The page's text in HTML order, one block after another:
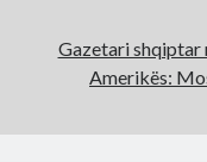
Gazetari shqiptar
Amerikës: